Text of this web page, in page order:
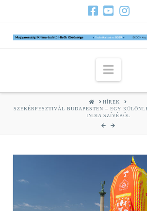
HOMEHÍREK
SZEKÉRFESZTIVÁL BUDAPESTEN – EGY
INDIA SZÍVÉBŐL